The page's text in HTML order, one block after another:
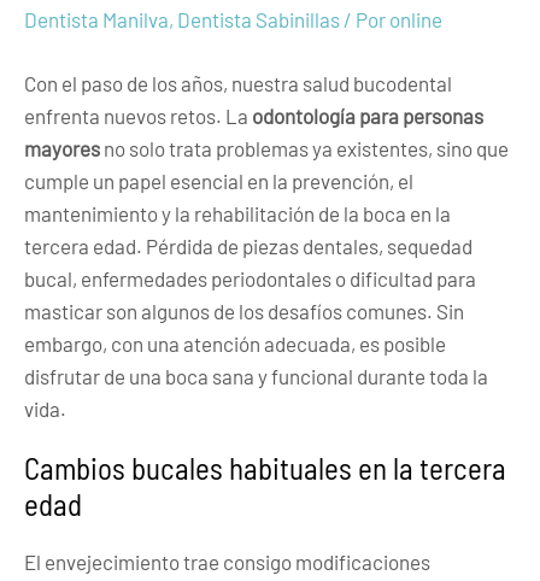
Dentista Manilva, Dentista Sabinillas / Por online
Con el paso de los años, nuestra salud bucodental
enfrenta nuevos retos. La odontología para personas
mayores no solo trata problemas ya existentes, sino que
cumple un papel esencial en la prevención, el
mantenimiento y la rehabilitación de la boca en la
tercera edad. Pérdida de piezas dentales, sequedad
bucal, enfermedades periodontales o dificultad para
masticar son algunos de los desafíos comunes. Sin
embargo, con una atención adecuada, es posible
disfrutar de una boca sana y funcional durante toda la
vida.
Cambios bucales habituales en la tercera
edad
El envejecimiento trae consigo modificaciones